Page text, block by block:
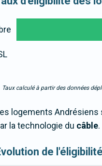
Taux calculé à partir des données
logements Andrésiens
la technologie du câble.
de